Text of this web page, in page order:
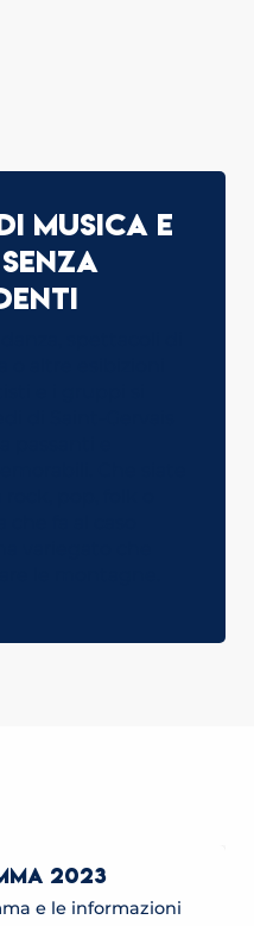
musica e
2023
e le informazioni